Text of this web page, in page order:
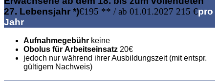
27. Lebensjahr *)€195 ** / ab 01.01.2027 215 €pro
Jahr
Aufnahmegebühr keine
Obolus für Arbeitseinsatz 20€
jedoch nur während ihrer Ausbildungszeit (mit entspr.
gültigem Nachweis)